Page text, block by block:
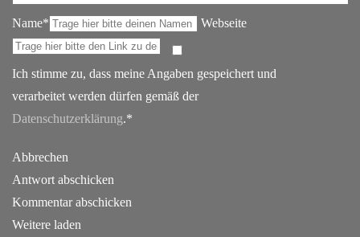
Name* Webseite
Ich stimme zu, dass meine Angaben gespeichert und
verarbeitet werden dürfen gemäß der
Datenschutzerklärung.*
Abbrechen
Antwort abschicken
Kommentar abschicken
Weitere laden